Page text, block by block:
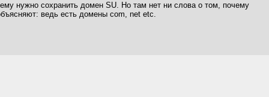
нужно сохранить домен SU. Но там нет ни слова о том, почему
ведь есть домены com, net etc.